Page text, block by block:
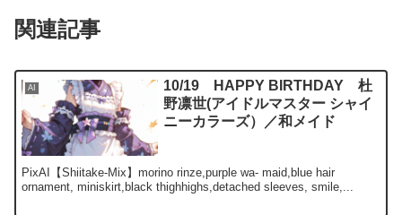
関連記事
AI
10/19 HAPPY BIRTHDAY 杜
野凛世(アイドルマスター シャイ
ニーカラーズ）／和メイド
PixAI【Shiitake-Mix】morino rinze,purple wa- maid,blue hair
ornament, miniskirt,black thighhighs,detached sleeves, smile,...